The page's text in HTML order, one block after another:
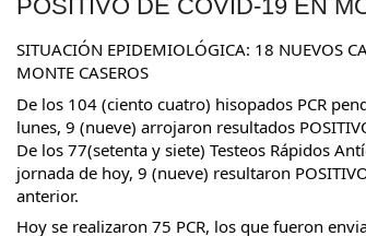
POSITIVO DE COVID-19 EN
SITUACIÓN EPIDEMIOLÓGICA: 18 NUEVOS
MONTE CASEROS
De los 104 (ciento cuatro) hisopados PCR
lunes, 9 (nueve) arrojaron resultados
De los 77(setenta y siete) Testeos Rápidos
jornada de hoy, 9 (nueve) resultaron
anterior.
Hoy se realizaron 75 PCR, los que fueron